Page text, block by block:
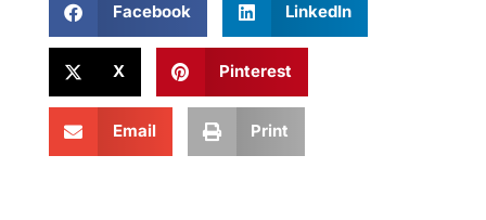
Facebook LinkedIn
X Pinterest
Email Print